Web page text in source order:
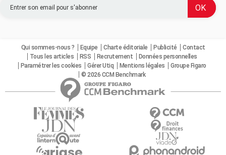
Qui sommes-nous ? Equipe Charte éditoriale Publicité
Contact
Tous les articles
RSS Recrutement
Données personnelles
Paramétrer les cookies
Gérer Utiq Mentions légales
Groupe Figaro
© 2026 CCM Benchmark